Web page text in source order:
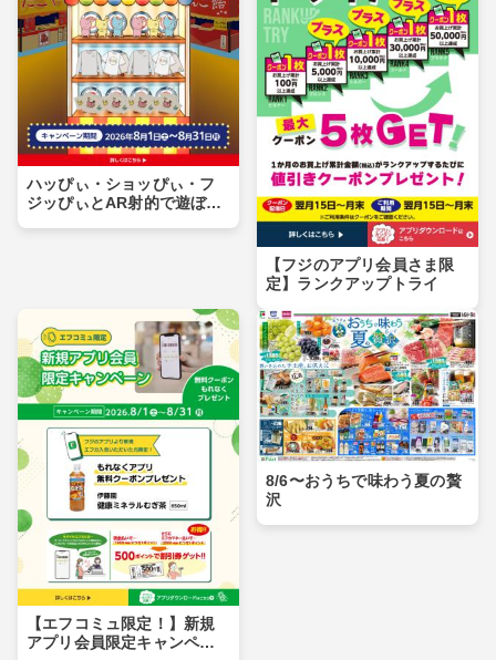
ハッぴぃ・ショッぴぃ・フ
ジッぴぃとAR射的で遊ぼ
【フジのアプリ会員さま限
定】ランクアップトライ
【エフコミュ限定！】新規
アプリ会員限定キャンペー
8/6〜おうちで味わう夏の贅
沢